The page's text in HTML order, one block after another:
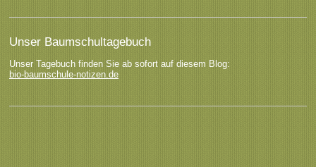
Unser Baumschultagebuch
Unser Tagebuch finden Sie ab sofort auf diesem Blog:
bio-baumschule-notizen.de